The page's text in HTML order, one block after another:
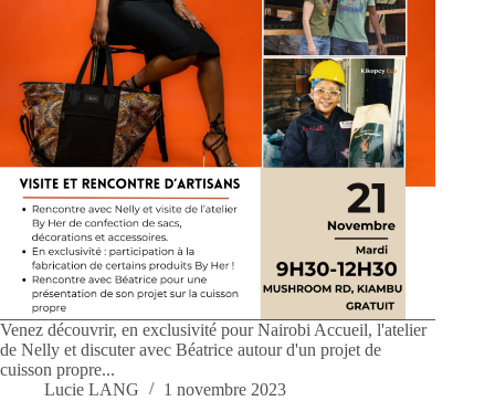
Venez découvrir, en exclusivité pour Nairobi Accueil, l'atelier
de Nelly et discuter avec Béatrice autour d'un projet de
cuisson propre...
Lucie LANG
1 novembre 2023